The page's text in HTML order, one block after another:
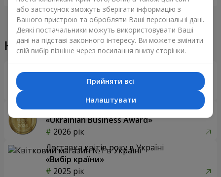
Наші досягнення
«Вибір країни»
Найкращий квітковий магазин
«Ukrainian Business Award»
2026 рік
Доставка квітів року в Україні
«Вибір країни»
2025 рік
або застосунок зможуть зберігати інформацію з
Вашого пристрою та обробляти Ваші персональні дані.
Деякі постачальники можуть використовувати Ваші
дані на підставі законного інтересу. Ви можете змінити
свій вибір пізніше через посилання внизу сторінки.
Прийняти всі
Налаштувати